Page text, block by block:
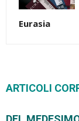
Eurasia
ARTICOLI